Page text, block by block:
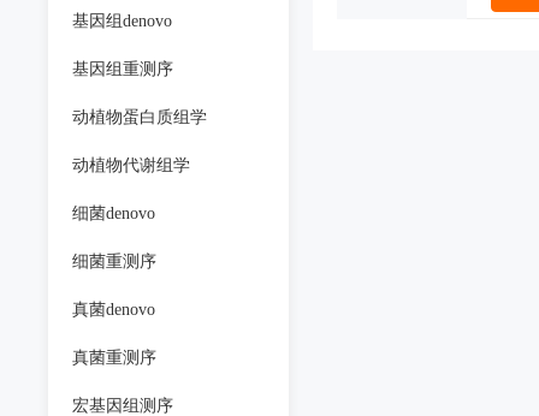
基因组denovo
基因组重测序
动植物蛋白质组学
动植物代谢组学
细菌denovo
细菌重测序
真菌denovo
真菌重测序
宏基因组测序